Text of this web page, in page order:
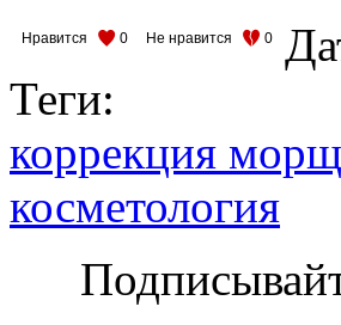
Нравится 0 Не нравится 0
Теги:
коррекция
косметология